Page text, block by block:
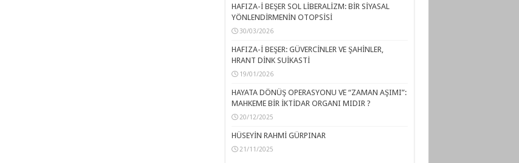
HAFIZA-İ BEŞER SOL LİBERALİZM: BİR SİYASAL
YÖNLENDİRMENİN OTOPSİSİ
30/03/2026
HAFIZA-İ BEŞER: GÜVERCİNLER VE ŞAHİNLER,
HRANT DİNK SUİKASTİ
19/01/2026
HAYATA DÖNÜŞ OPERASYONU VE “ZAMAN AŞIMI”:
MAHKEME BİR İKTİDAR ORGANI MIDIR ?
20/12/2025
HÜSEYİN RAHMİ GÜRPINAR
21/11/2025